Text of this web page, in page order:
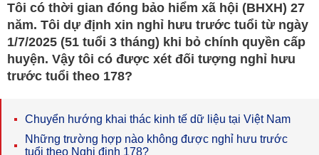
Tôi có thời gian đóng bảo hiểm xã hội (BHXH) 27
năm. Tôi dự định xin nghỉ hưu trước tuổi từ ngày
1/7/2025 (51 tuổi 3 tháng) khi bỏ chính quyền cấp
huyện. Vậy tôi có được xét đối tượng nghỉ hưu
trước tuổi theo 178?
Chuyển hướng khai thác kinh tế dữ liệu tại Việt Nam
Những trường hợp nào không được nghỉ hưu trước
tuổi theo Nghị định 178?